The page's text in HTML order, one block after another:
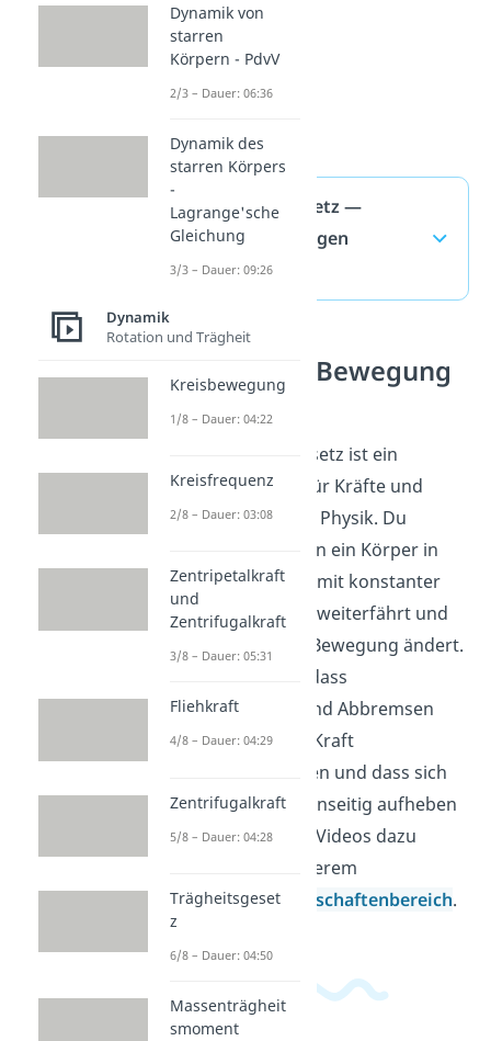
Trägheitsgesetz —
häufigste Fragen
(ausklappen)
Kräfte und Bewegung
verstehen
Das Trägheitsgesetz ist ein
Grundbaustein für Kräfte und
Bewegung in der Physik. Du
beschreibst, wann ein Körper in
Ruhe bleibt oder mit konstanter
Geschwindigkeit weiterfährt und
wann sich seine Bewegung ändert.
So erkennst du, dass
Beschleunigen und Abbremsen
immer mit einer Kraft
zusammenhängen und dass sich
Kräfte auch gegenseitig aufheben
können. Weitere Videos dazu
findest du in unserem
Ingenieurwissenschaftenbereich.
Dynamik von
starren
Körpern - PdvV
2/3 – Dauer: 06:36
Dynamik des
starren Körpers
-
Lagrange'sche
Gleichung
3/3 – Dauer: 09:26
Dynamik
Rotation und Trägheit
Kreisbewegung
1/8 – Dauer: 04:22
Kreisfrequenz
2/8 – Dauer: 03:08
Zentripetalkraft
und
Zentrifugalkraft
3/8 – Dauer: 05:31
Fliehkraft
4/8 – Dauer: 04:29
Zentrifugalkraft
5/8 – Dauer: 04:28
Trägheitsgeset
z
6/8 – Dauer: 04:50
Massenträgheit
smoment